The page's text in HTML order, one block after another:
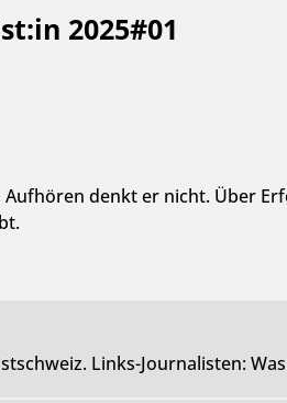
2025#01
Aufhören denkt er nicht. Über
Links-Journalisten: